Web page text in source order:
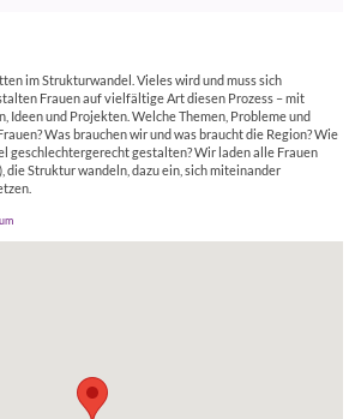
im Strukturwandel. Vieles wird und muss sich
Frauen auf vielfältige Art diesen Prozess – mit
Ideen und Projekten. Welche Themen, Probleme und
Was brauchen wir und was braucht die Region? Wie
geschlechtergerecht gestalten? Wir laden alle Frauen
die Struktur wandeln, dazu ein, sich miteinander